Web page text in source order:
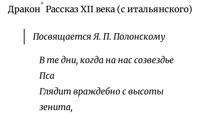
Дракон* Рассказ XII века (с итальянского)
Посвящается Я. П. Полонскому
В те дни, когда на нас созвездье
Пса
Глядит враждебно с высоты
зенита,